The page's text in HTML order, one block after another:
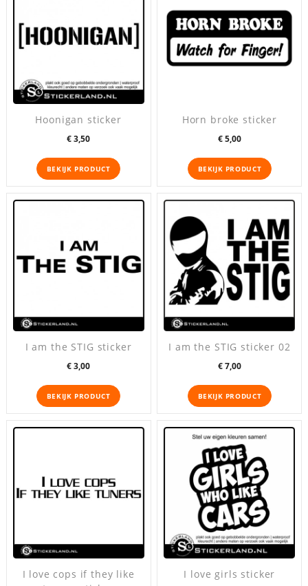
Hoonigan sticker
Prijs
€ 3,50
BEKIJK PRODUCT
Horn broke sticker
Prijs
€ 5,00
BEKIJK PRODUCT
I am the STIG sticker
Prijs
€ 3,00
BEKIJK PRODUCT
I am the STIG sticker 02
Prijs
€ 7,00
BEKIJK PRODUCT
I love cops if they like
I love girls sticker